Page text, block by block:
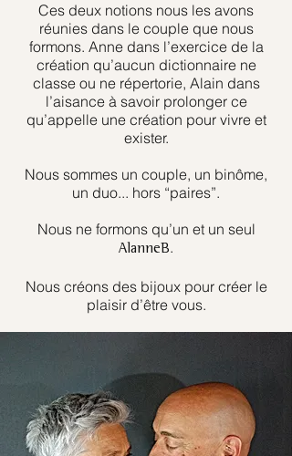
Ces deux notions nous les avons
réunies dans le couple que nous
formons. Anne dans l’exercice de la
création qu’aucun dictionnaire ne
classe ou ne répertorie, Alain dans
l’aisance à savoir prolonger ce
qu’appelle une création pour vivre et
exister.
Nous sommes un couple, un binôme,
un duo... hors “paires”.
Nous ne formons qu’un et un seul
AlanneB.
Nous créons des bijoux pour créer le
plaisir d’être vous.